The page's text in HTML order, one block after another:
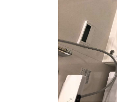
楽湯：腰のあたりに水流で